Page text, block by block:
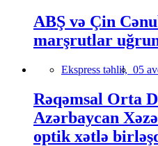
ABŞ və Çin
marşrutlar
Ekspress təhlil, 05
Rəqəmsal Orta
Azərbaycan
optik xətlə